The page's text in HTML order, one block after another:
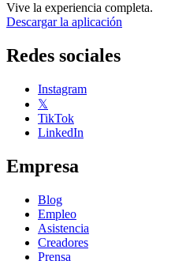
Vive la experiencia completa.
Descargar la aplicación
Redes sociales
Instagram
𝕏
TikTok
LinkedIn
Empresa
Blog
Empleo
Asistencia
Creadores
Prensa